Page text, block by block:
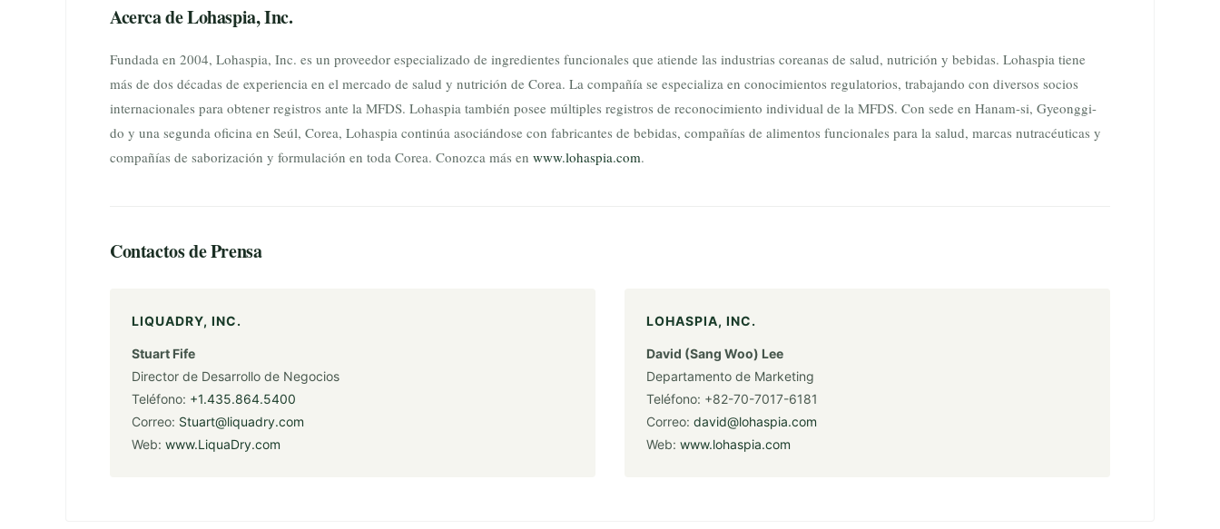
Acerca de Lohaspia, Inc.
Fundada en 2004, Lohaspia, Inc. es un proveedor especializado de ingredientes funcionales que atiende las industrias coreanas de salud, nutrición y bebidas. Lohaspia tiene
más de dos décadas de experiencia en el mercado de salud y nutrición de Corea. La compañía se especializa en conocimientos regulatorios, trabajando con diversos socios
internacionales para obtener registros ante la MFDS. Lohaspia también posee múltiples registros de reconocimiento individual de la MFDS. Con sede en Hanam-si, Gyeonggi-
do y una segunda oficina en Seúl, Corea, Lohaspia continúa asociándose con fabricantes de bebidas, compañías de alimentos funcionales para la salud, marcas nutracéuticas y
compañías de saborización y formulación en toda Corea. Conozca más en www.lohaspia.com.
Contactos de Prensa
LIQUADRY, INC.
Stuart Fife
Director de Desarrollo de Negocios
Teléfono: +1.435.864.5400
Correo: Stuart@liquadry.com
Web: www.LiquaDry.com
LOHASPIA, INC.
David (Sang Woo) Lee
Departamento de Marketing
Teléfono: +82-70-7017-6181
Correo: david@lohaspia.com
Web: www.lohaspia.com